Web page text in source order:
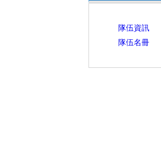
隊伍資訊
隊伍名冊